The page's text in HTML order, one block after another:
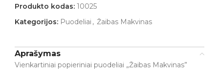
Produkto kodas: 10025
Kategorijos: Puodeliai , Žaibas Makvinas
Aprašymas
Vienkartiniai popieriniai puodeliai „Žaibas Makvinas”